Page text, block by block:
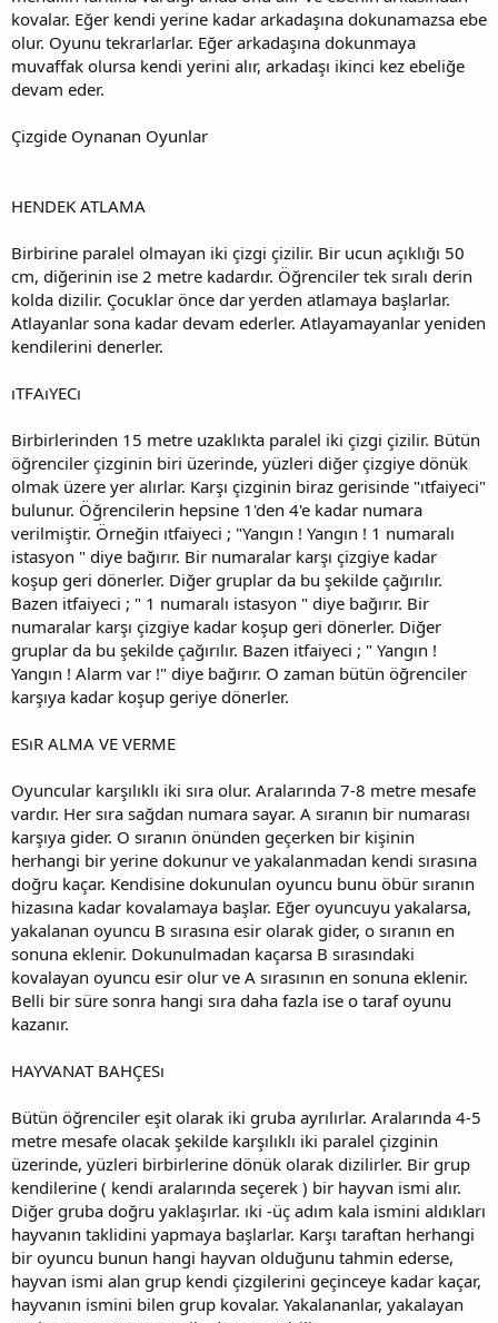
kovalar. Eğer kendi yerine kadar arkadaşına dokunamazsa ebe
olur. Oyunu tekrarlarlar. Eğer arkadaşına dokunmaya
muvaffak olursa kendi yerini alır, arkadaşı ikinci kez ebeliğe
devam eder.
Çizgide Oynanan Oyunlar
HENDEK ATLAMA
Birbirine paralel olmayan iki çizgi çizilir. Bir ucun açıklığı 50
cm, diğerinin ise 2 metre kadardır. Öğrenciler tek sıralı derin
kolda dizilir. Çocuklar önce dar yerden atlamaya başlarlar.
Atlayanlar sona kadar devam ederler. Atlayamayanlar yeniden
kendilerini denerler.
ıTFAıYECı
Birbirlerinden 15 metre uzaklıkta paralel iki çizgi çizilir. Bütün
öğrenciler çizginin biri üzerinde, yüzleri diğer çizgiye dönük
olmak üzere yer alırlar. Karşı çizginin biraz gerisinde "ıtfaiyeci"
bulunur. Öğrencilerin hepsine 1'den 4'e kadar numara
verilmiştir. Örneğin ıtfaiyeci ; "Yangın ! Yangın ! 1 numaralı
istasyon " diye bağırır. Bir numaralar karşı çizgiye kadar
koşup geri dönerler. Diğer gruplar da bu şekilde çağırılır.
Bazen itfaiyeci ; " 1 numaralı istasyon " diye bağırır. Bir
numaralar karşı çizgiye kadar koşup geri dönerler. Diğer
gruplar da bu şekilde çağırılır. Bazen itfaiyeci ; " Yangın !
Yangın ! Alarm var !" diye bağırır. O zaman bütün öğrenciler
karşıya kadar koşup geriye dönerler.
ESıR ALMA VE VERME
Oyuncular karşılıklı iki sıra olur. Aralarında 7-8 metre mesafe
vardır. Her sıra sağdan numara sayar. A sıranın bir numarası
karşıya gider. O sıranın önünden geçerken bir kişinin
herhangi bir yerine dokunur ve yakalanmadan kendi sırasına
doğru kaçar. Kendisine dokunulan oyuncu bunu öbür sıranın
hizasına kadar kovalamaya başlar. Eğer oyuncuyu yakalarsa,
yakalanan oyuncu B sırasına esir olarak gider, o sıranın en
sonuna eklenir. Dokunulmadan kaçarsa B sırasındaki
kovalayan oyuncu esir olur ve A sırasının en sonuna eklenir.
Belli bir süre sonra hangi sıra daha fazla ise o taraf oyunu
kazanır.
HAYVANAT BAHÇESı
Bütün öğrenciler eşit olarak iki gruba ayrılırlar. Aralarında 4-5
metre mesafe olacak şekilde karşılıklı iki paralel çizginin
üzerinde, yüzleri birbirlerine dönük olarak dizilirler. Bir grup
kendilerine ( kendi aralarında seçerek ) bir hayvan ismi alır.
Diğer gruba doğru yaklaşırlar. ıki -üç adım kala ismini aldıkları
hayvanın taklidini yapmaya başlarlar. Karşı taraftan herhangi
bir oyuncu bunun hangi hayvan olduğunu tahmin ederse,
hayvan ismi alan grup kendi çizgilerini geçinceye kadar kaçar,
hayvanın ismini bilen grup kovalar. Yakalananlar, yakalayan